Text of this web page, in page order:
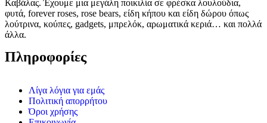
Καβάλας. Έχουμε μια μεγάλη ποικιλία σε φρέσκα λουλούδια,
φυτά, forever roses, rose bears, είδη κήπου και είδη δώρου όπως
λούτρινα, κούπες, gadgets, μπρελόκ, αρωματικά κεριά… και πολλά
άλλα.
Πληροφορίες
Λίγα λόγια για εμάς
Πολιτική απορρήτου
Όροι χρήσης